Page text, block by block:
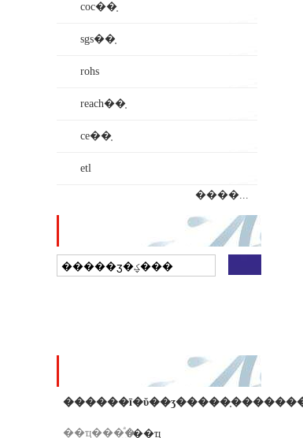
coc��֤
sgs��֤
rohs
reach��֤
ce��֤
etl
����...
��ҵ���ͣ�˽ӫ��ҵ